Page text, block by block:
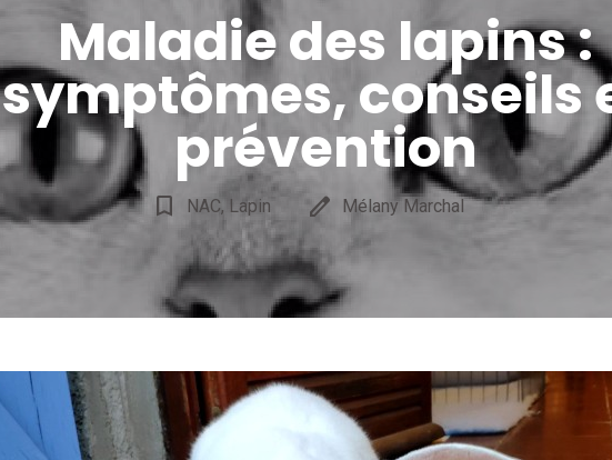
Maladie des lapins :
symptômes, conseils
prévention
bookmark_border NAC, Lapin edit Mélany Marchal